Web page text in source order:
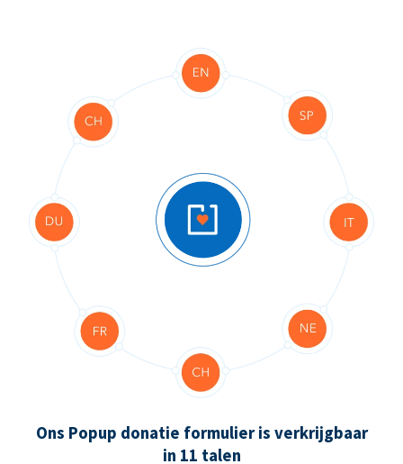
Ons Popup donatie formulier is verkrijgbaar
in 11 talen